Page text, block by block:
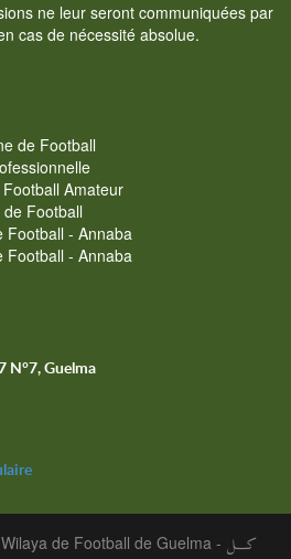
ne leur seront communiquées par
cas de nécessité absolue.
de Football
Amateur
Football
- Annaba
- Annaba
N°7, Guelma
de Football de Guelma - كـــل